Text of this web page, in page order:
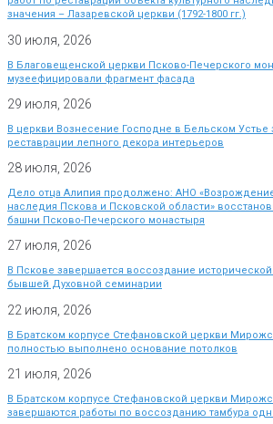
значения – Лазаревской церкви (1792-1800 гг.)
30 июля, 2026
В Благовещенской церкви Псково-Печерского
музеефицировали фрагмент фасада
29 июля, 2026
В церкви Вознесение Господне в Бельском
реставрации лепного декора интерьеров
28 июля, 2026
Дело отца Алипия продолжено: АНО «Возрождение
наследия Пскова и Псковской области»
башни Псково-Печерского монастыря
27 июля, 2026
В Пскове завершается воссоздание
бывшей Духовной семинарии
22 июля, 2026
В Братском корпусе Стефановской церкви
полностью выполнено основание потолков
21 июля, 2026
В Братском корпусе Стефановской церкви
завершаются работы по воссозданию тамбура